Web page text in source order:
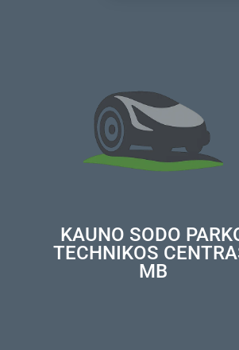
KAUNO SODO
TECHNIKOS
MB